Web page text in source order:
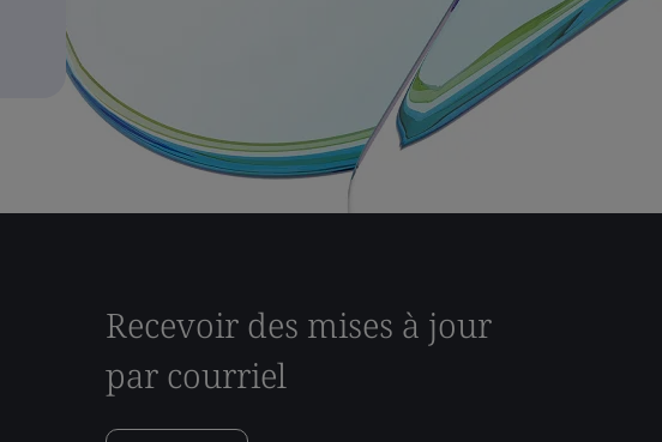
Recevoir des mises à jour
par courriel